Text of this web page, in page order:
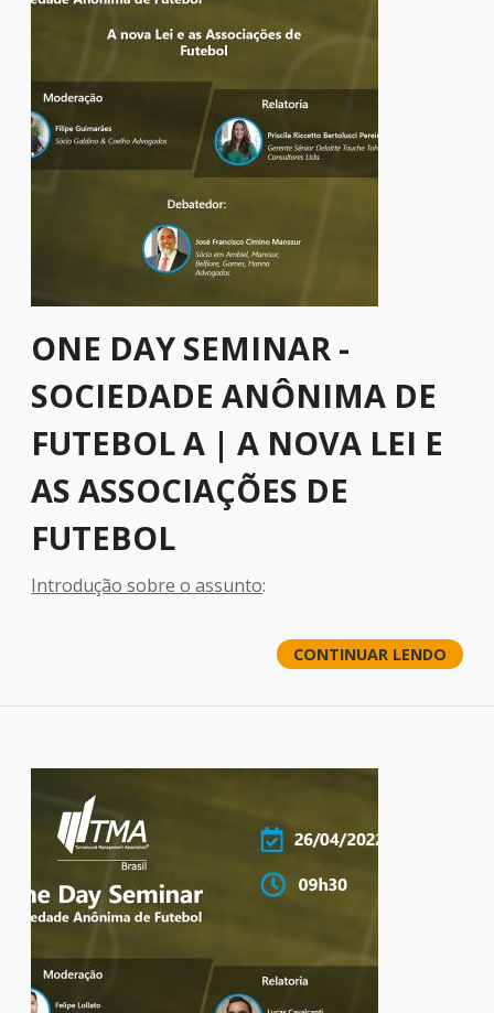
ONE DAY SEMINAR -
SOCIEDADE ANÔNIMA DE
FUTEBOL A | A NOVA LEI E
AS ASSOCIAÇÕES DE
FUTEBOL
Introdução sobre o assunto:
CONTINUAR LENDO